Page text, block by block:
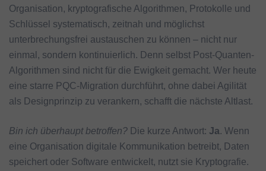
Organisation, kryptografische Algorithmen, Protokolle und
Schlüssel systematisch, zeitnah und möglichst
unterbrechungsfrei austauschen zu können – nicht nur
einmal, sondern kontinuierlich. Denn selbst Post-Quanten-
Algorithmen sind nicht für die Ewigkeit gemacht. Wer heute
eine starre PQC-Migration durchführt, ohne dabei Agilität
als Designprinzip zu verankern, schafft die nächste Altlast.
Bin ich überhaupt betroffen? Die kurze Antwort: Ja. Wenn
eine Organisation digitale Kommunikation betreibt, Daten
speichert oder Software entwickelt, nutzt sie Kryptografie.